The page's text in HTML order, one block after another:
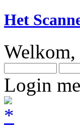
Het
Welkom,
Login